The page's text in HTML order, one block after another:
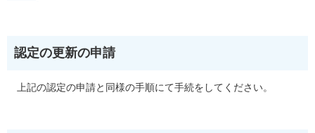
認定の更新の申請
上記の認定の申請と同様の手順にて手続をしてください。